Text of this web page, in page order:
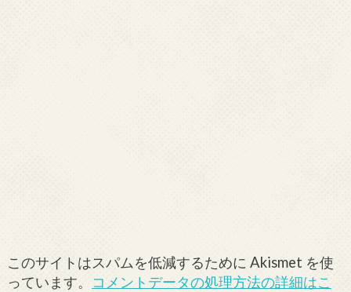
このサイトはスパムを低減するために Akismet を使
っています。 コメントデータの処理方法の詳細はこ